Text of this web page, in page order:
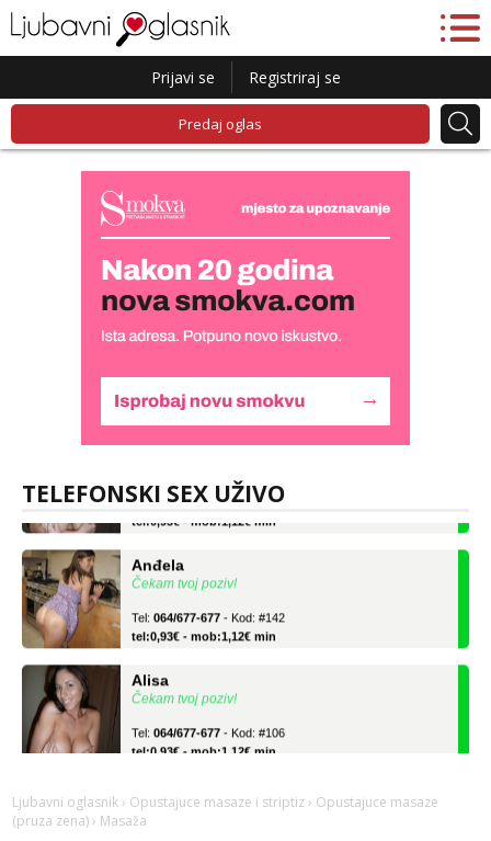
Prijavi se Registriraj se
Predaj oglas
TELEFONSKI SEX UŽIVO
Tel: 064/677-677
- Kod: #106
Anđela
Čekam tvoj poziv!
tel:0,93€ - mob:1,12€ min
Alisa
Čekam tvoj poziv!
tel:0,93€ - mob:1,12€ min
Čekam tvoj poziv!
Ljubavni oglasnik › Opustajuce masaze i striptiz › Opustajuce masaze
(pruza zena) › Masaža